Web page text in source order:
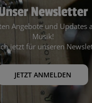
Newsletter
Angebote und Updates
Musik!
jetzt für unseren
JETZT ANMELDEN